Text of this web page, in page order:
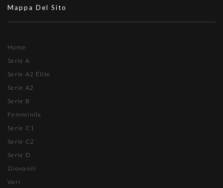
Mappa Del Sito
Home
Serie A
Serie A2 Élite
Serie A2
Serie B
Femminile
Serie C1
Serie C2
Serie D
Giovanili
Vari